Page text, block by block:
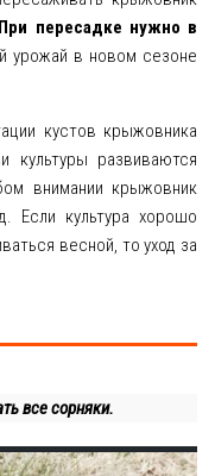
При пересадке нужно в
урожай в новом сезоне
кустов крыжовника
культуры развиваются
внимании крыжовник
Если культура хорошо
весной, то уход за
все сорняки.